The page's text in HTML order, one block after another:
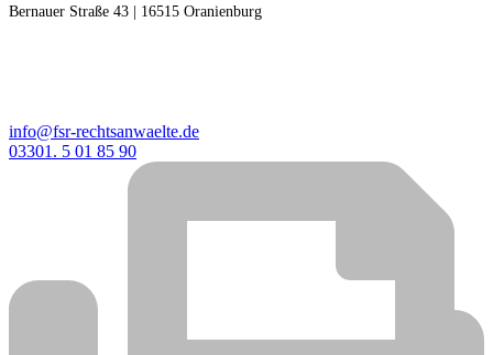
Bernauer Straße 43 | 16515 Oranienburg
info@fsr-rechtsanwaelte.de
03301. 5 01 85 90